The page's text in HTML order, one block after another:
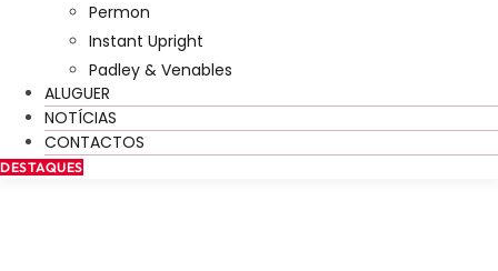
Permon
Instant Upright
Padley & Venables
ALUGUER
NOTÍCIAS
CONTACTOS
DESTAQUES